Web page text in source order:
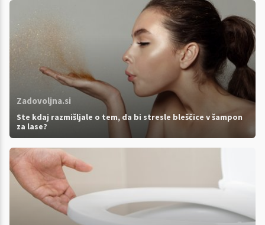
Zadovoljna.si
Ste kdaj razmišljale o tem, da bi stresle bleščice v šampon
za lase?